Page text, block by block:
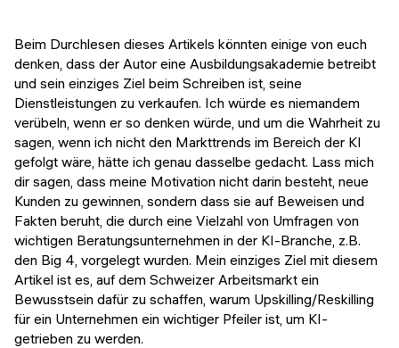
Data Science Einführungskurs
Web-Entwicklung Einführungskurs
Python Einführungskurs
Python & Ops Einführungskurs
Beim Durchlesen dieses Artikels könnten einige von euch
denken, dass der Autor eine Ausbildungsakademie betreibt
und sein einziges Ziel beim Schreiben ist, seine
Dienstleistungen zu verkaufen. Ich würde es niemandem
verübeln, wenn er so denken würde, und um die Wahrheit zu
sagen, wenn ich nicht den Markttrends im Bereich der KI
gefolgt wäre, hätte ich genau dasselbe gedacht. Lass mich
dir sagen, dass meine Motivation nicht darin besteht, neue
Kunden zu gewinnen, sondern dass sie auf Beweisen und
Fakten beruht, die durch eine Vielzahl von Umfragen von
wichtigen Beratungsunternehmen in der KI-Branche, z.B.
den Big 4, vorgelegt wurden. Mein einziges Ziel mit diesem
Artikel ist es, auf dem Schweizer Arbeitsmarkt ein
Bewusstsein dafür zu schaffen, warum Upskilling/Reskilling
für ein Unternehmen ein wichtiger Pfeiler ist, um KI-
getrieben zu werden.